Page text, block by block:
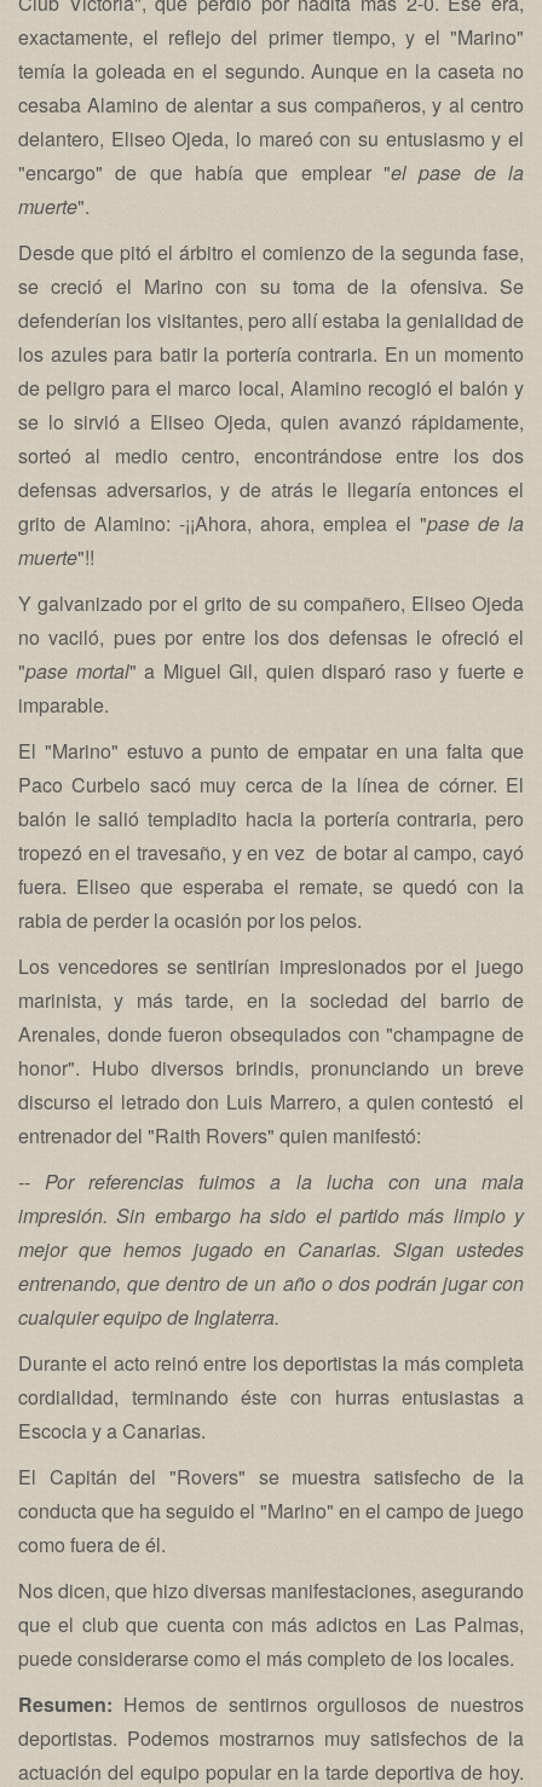
exactamente, el reflejo del primer tiempo, y el "Marino"
temía la goleada en el segundo. Aunque en la caseta no
cesaba Alamino de alentar a sus compañeros, y al centro
delantero, Eliseo Ojeda, lo mareó con su entusiasmo y el
"encargo" de que había que emplear "el pase de la
muerte".
Desde que pitó el árbitro el comienzo de la segunda fase,
se creció el Marino con su toma de la ofensiva. Se
defenderían los visitantes, pero allí estaba la genialidad de
los azules para batir la portería contraria. En un momento
de peligro para el marco local, Alamino recogió el balón y
se lo sirvió a Eliseo Ojeda, quien avanzó rápidamente,
sorteó al medio centro, encontrándose entre los dos
defensas adversarios, y de atrás le llegaría entonces el
grito de Alamino: -¡¡Ahora, ahora, emplea el "pase de la
muerte"!!
Y galvanizado por el grito de su compañero, Eliseo Ojeda
no vaciló, pues por entre los dos defensas le ofreció el
"pase mortal" a Miguel Gil, quien disparó raso y fuerte e
imparable.
El "Marino" estuvo a punto de empatar en una falta que
Paco Curbelo sacó muy cerca de la línea de córner. El
balón le salió templadito hacia la portería contraria, pero
tropezó en el travesaño, y en vez de botar al campo, cayó
fuera. Eliseo que esperaba el remate, se quedó con la
rabia de perder la ocasión por los pelos.
Los vencedores se sentirían impresionados por el juego
marinista, y más tarde, en la sociedad del barrio de
Arenales, donde fueron obsequiados con "champagne de
honor". Hubo diversos brindis, pronunciando un breve
discurso el letrado don Luis Marrero, a quien contestó el
entrenador del "Raith Rovers" quien manifestó:
--Por referencias fuimos a la lucha con una mala
impresión. Sin embargo ha sido el partido más limpio y
mejor que hemos jugado en Canarias. Sigan ustedes
entrenando, que dentro de un año o dos podrán jugar con
cualquier equipo de Inglaterra.
Durante el acto reinó entre los deportistas la más completa
cordialidad, terminando éste con hurras entusiastas a
Escocia y a Canarias.
El Capitán del "Rovers" se muestra satisfecho de la
conducta que ha seguido el "Marino" en el campo de juego
como fuera de él.
Nos dicen, que hizo diversas manifestaciones, asegurando
que el club que cuenta con más adictos en Las Palmas,
puede considerarse como el más completo de los locales.
Resumen: Hemos de sentirnos orgullosos de nuestros
deportistas. Podemos mostrarnos muy satisfechos de la
actuación del equipo popular en la tarde deportiva de hoy.